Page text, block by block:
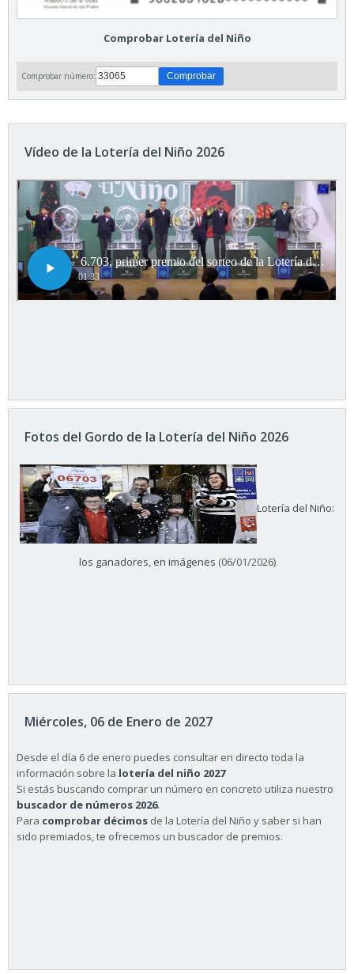
Comprobar Lotería del Niño
Comprobar número:
Vídeo de la Lotería del Niño 2026
Fotos del Gordo de la Lotería del Niño 2026
Lotería del Niño:
los ganadores, en imágenes (06/01/2026)
Miércoles, 06 de Enero de 2027
Desde el día 6 de enero puedes consultar en directo toda la
información sobre la lotería del niño 2027
Si estás buscando comprar un número en concreto utiliza nuestro
buscador de números 2026.
Para comprobar décimos de la Lotería del Niño y saber si han
sido premiados, te ofrecemos un buscador de premios.